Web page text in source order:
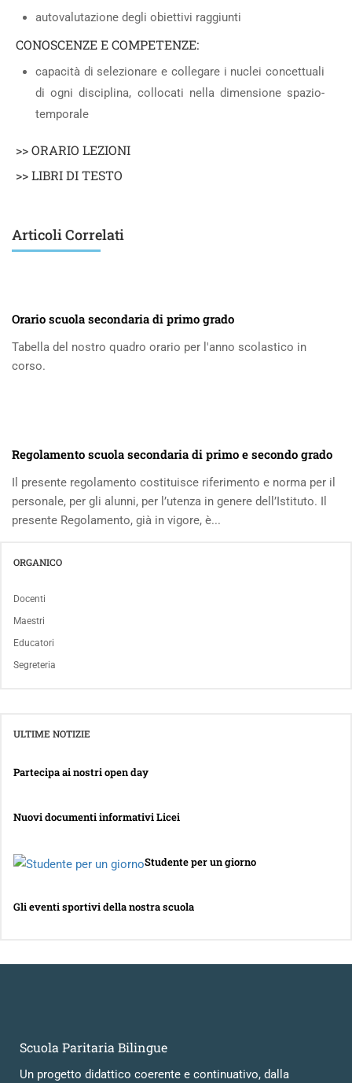
autovalutazione degli obiettivi raggiunti
CONOSCENZE E COMPETENZE:
capacità di selezionare e collegare i nuclei concettuali
di ogni disciplina, collocati nella dimensione spazio-
temporale
>> ORARIO LEZIONI
>> LIBRI DI TESTO
Articoli Correlati
Orario scuola secondaria di primo grado
Tabella del nostro quadro orario per l'anno scolastico in
corso.
Regolamento scuola secondaria di primo e secondo grado
Il presente regolamento costituisce riferimento e norma per il
personale, per gli alunni, per l’utenza in genere dell’Istituto. Il
presente Regolamento, già in vigore, è...
ORGANICO
Docenti
Maestri
Educatori
Segreteria
ULTIME NOTIZIE
Partecipa ai nostri open day
Nuovi documenti informativi Licei
Studente per un giorno
Gli eventi sportivi della nostra scuola
Scuola Paritaria Bilingue
Un progetto didattico coerente e continuativo, dalla